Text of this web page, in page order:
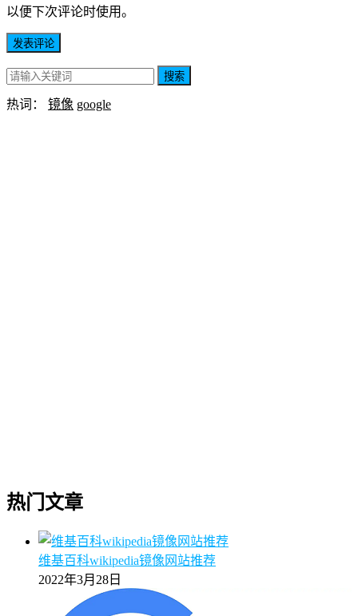
以便下次评论时使用。
搜索
热词： 镜像 google
热门文章
维基百科wikipedia镜像网站推荐
2022年3月28日